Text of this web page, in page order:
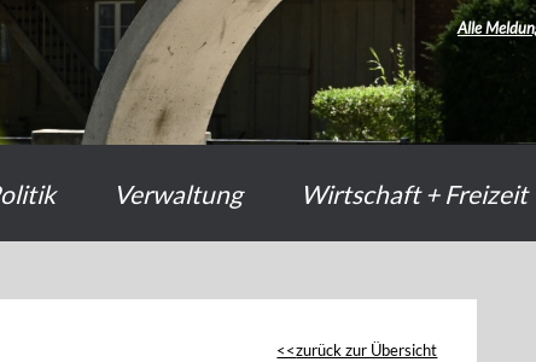
Alle
Verwaltung Wirtschaft + Freizeit
zurück zur Übersicht